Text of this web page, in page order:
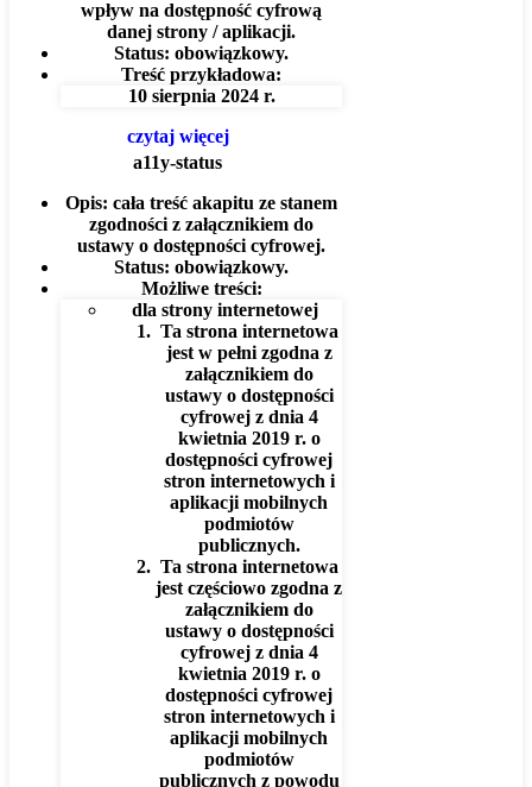
wpływ na dostępność cyfrową
danej strony / aplikacji.
Status: obowiązkowy.
Treść przykładowa:
10 sierpnia 2024 r.
czytaj więcej
a11y-status
Opis: cała treść akapitu ze stanem
zgodności z załącznikiem do
ustawy o dostępności cyfrowej.
Status: obowiązkowy.
Możliwe treści:
dla strony internetowej
Ta strona internetowa
jest w pełni zgodna z
załącznikiem do
ustawy o dostępności
cyfrowej z dnia 4
kwietnia 2019 r. o
dostępności cyfrowej
stron internetowych i
aplikacji mobilnych
podmiotów
publicznych.
Ta strona internetowa
jest częściowo zgodna z
załącznikiem do
ustawy o dostępności
cyfrowej z dnia 4
kwietnia 2019 r. o
dostępności cyfrowej
stron internetowych i
aplikacji mobilnych
podmiotów
publicznych z powodu